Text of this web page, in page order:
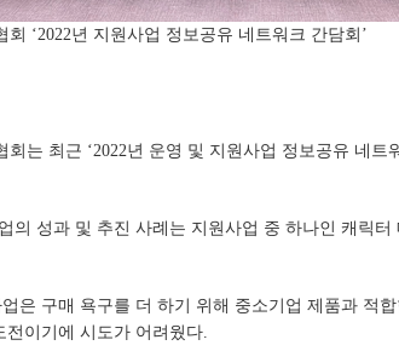
회 ‘2022년 지원사업 정보공유 네트워크 간담회’
회는 최근 ‘2022년 운영 및 지원사업 정보공유 네
의 성과 및 추진 사례는 지원사업 중 하나인 캐릭
은 구매 욕구를 더 하기 위해 중소기업 제품과 적
전이기에 시도가 어려웠다.